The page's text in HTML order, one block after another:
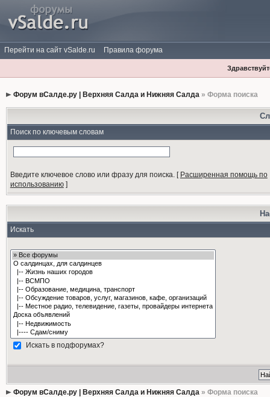
Перейти на сайт vSalde.ru Правила форума
Форум вСалде.ру | Верхняя Салда и Нижняя Салда» Форма поиска
Поиск по ключевым словам
Введите ключевое слово или фразу для поиска.[ Расширенная помощь по
использованию]
Искать
Искать в подфорумах?
Форум вСалде.ру | Верхняя Салда и Нижняя Салда» Форма поиска